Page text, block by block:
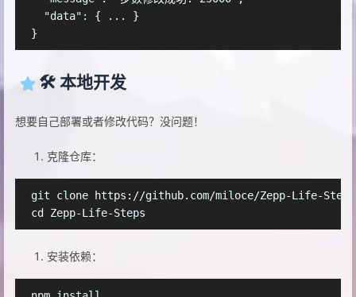
  "data": { ... }
🛠️ 本地开发
想要自己部署或者修改代码？没问题！
克隆仓库：
git clone https://github.com/miloce/Zepp-Life-
安装依赖：